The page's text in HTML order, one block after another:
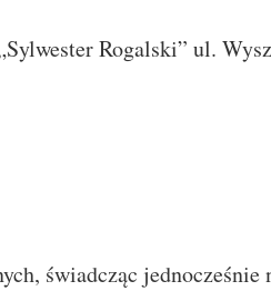
Rogalski” ul.
świadcząc jednocześnie